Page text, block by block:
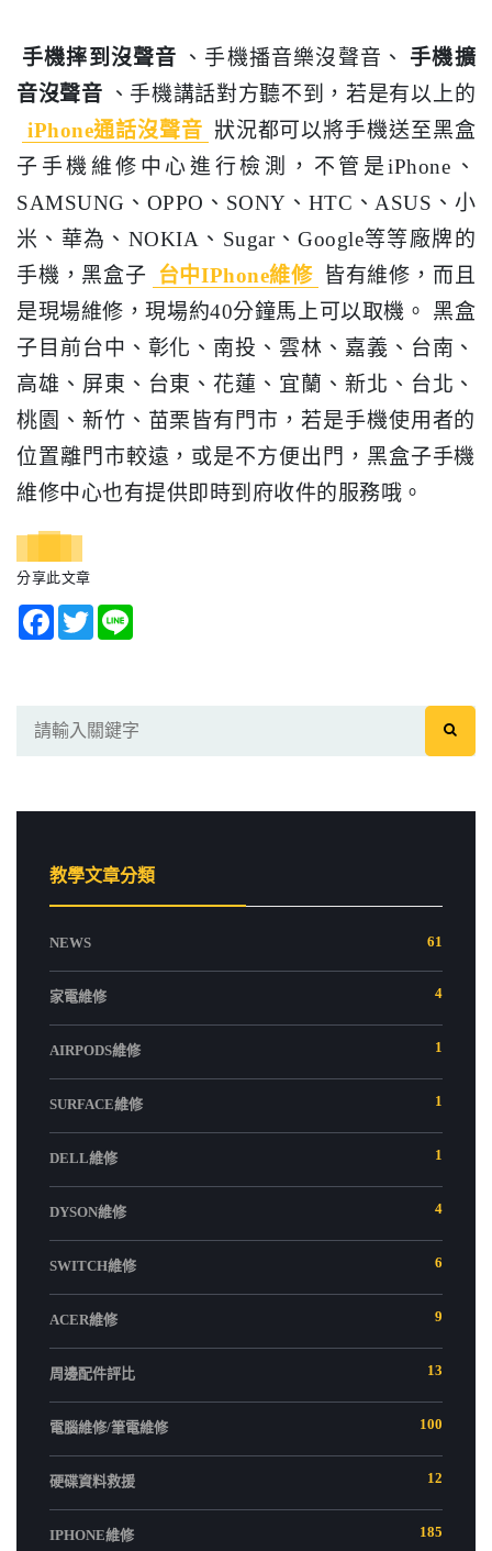
手機摔到沒聲音 、手機播音樂沒聲音、
手機擴
音沒聲音
、手機講話對方聽不到，若是有以上的
iPhone通話沒聲音 狀況都可以將手機送至黑盒
子手機維修中心進行檢測，不管是iPhone、
SAMSUNG、OPPO、SONY、HTC、ASUS、小
米、華為、NOKIA、Sugar、Google等等廠牌的
手機，黑盒子
台中IPhone維修 皆有維修，而且
是現場維修，現場約40分鐘馬上可以取機。 黑盒
子目前台中、彰化、南投、雲林、嘉義、台南、
高雄、屏東、台東、花蓮、宜蘭、新北、台北、
桃園、新竹、苗栗皆有門市，若是手機使用者的
位置離門市較遠，或是不方便出門，黑盒子手機
維修中心也有提供即時到府收件的服務哦。
分享此文章
Facebook
Twitter
教學文章分類
NEWS 61
家電維修 4
AIRPODS維修 1
SURFACE維修 1
DELL維修 1
DYSON維修 4
SWITCH維修 6
ACER維修 9
周邊配件評比 13
電腦維修/筆電維修 100
硬碟資料救援 12
IPHONE維修 185